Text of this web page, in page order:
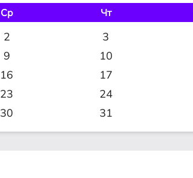
Ср Чт
2 3
9 10
16 17
23 24
30 31